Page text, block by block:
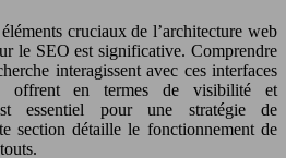
cruciaux de l’architecture web
le SEO est significative. Comprendre
interagissent avec ces interfaces
offrent en termes de visibilité et
essentiel pour une stratégie de
section détaille le fonctionnement de